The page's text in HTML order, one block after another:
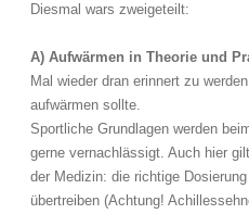
Diesmal wars zweigeteilt:
A) Aufwärmen in Theorie und
Mal wieder dran erinnert zu
aufwärmen sollte.
Sportliche Grundlagen werden
gerne vernachlässigt. Auch hier
der Medizin: die richtige
übertreiben (Achtung!